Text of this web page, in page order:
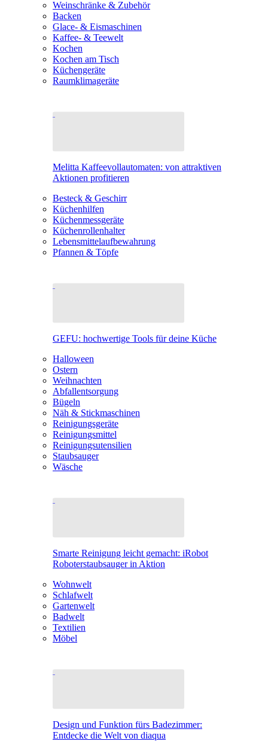
Weinschränke & Zubehör
Backen
Glace- & Eismaschinen
Kaffee- & Teewelt
Kochen
Kochen am Tisch
Küchengeräte
Raumklimageräte
Melitta Kaffeevollautomaten: von attraktiven
Aktionen profitieren
Besteck & Geschirr
Küchenhilfen
Küchenmessgeräte
Küchenrollenhalter
Lebensmittelaufbewahrung
Pfannen & Töpfe
GEFU: hochwertige Tools für deine Küche
Halloween
Ostern
Weihnachten
Abfallentsorgung
Bügeln
Näh & Stickmaschinen
Reinigungsgeräte
Reinigungsmittel
Reinigungsutensilien
Staubsauger
Wäsche
Smarte Reinigung leicht gemacht: iRobot
Roboterstaubsauger in Aktion
Wohnwelt
Schlafwelt
Gartenwelt
Badwelt
Textilien
Möbel
Design und Funktion fürs Badezimmer:
Entdecke die Welt von diaqua